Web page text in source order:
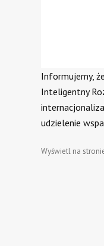
Informujemy,
Inteligentny
udzielenie
Wyświetl na